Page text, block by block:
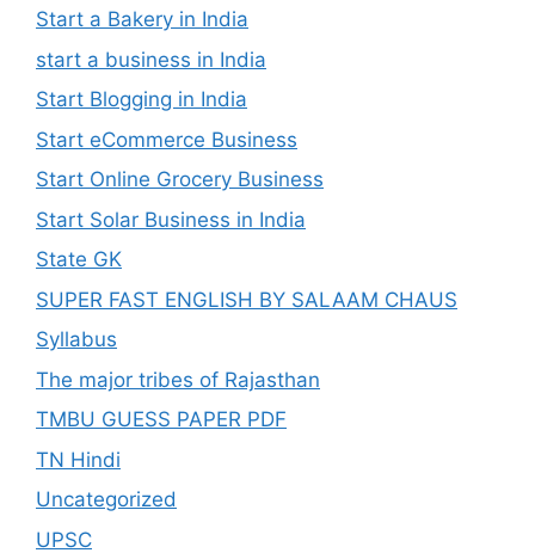
Start a Bakery in India
start a business in India
Start Blogging in India
Start eCommerce Business
Start Online Grocery Business
Start Solar Business in India
State GK
SUPER FAST ENGLISH BY SALAAM CHAUS
Syllabus
The major tribes of Rajasthan
TMBU GUESS PAPER PDF
TN Hindi
Uncategorized
UPSC